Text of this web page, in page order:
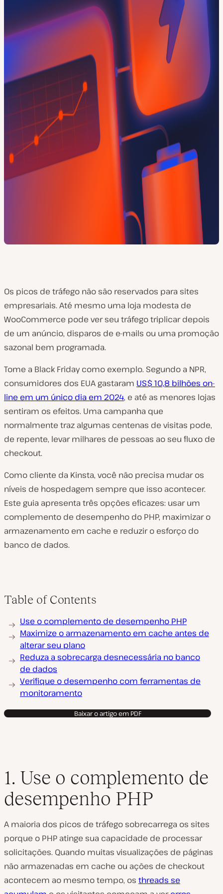
Os picos de tráfego não são reservados para sites
empresariais. Até mesmo uma loja modesta de
WooCommerce pode ver seu tráfego triplicar depois
de um anúncio, disparos de e-mails ou uma promoção
sazonal bem programada.
Tome a Black Friday como exemplo. Segundo a NPR,
consumidores dos EUA gastaram US$ 10,8 bilhões on-
line em um único dia em 2024, e até as menores lojas
sentiram os efeitos. Uma campanha que
normalmente traz algumas centenas de visitas pode,
de repente, levar milhares de pessoas ao seu fluxo de
checkout.
Como cliente da Kinsta, você não precisa mudar os
níveis de hospedagem sempre que isso acontecer.
Este guia apresenta três opções eficazes: usar um
complemento de desempenho do PHP, maximizar o
armazenamento em cache e reduzir o esforço do
banco de dados.
Table of Contents
Use o complemento de desempenho PHP
Maximize o armazenamento em cache antes de
alterar seu plano
Reduza a sobrecarga desnecessária no banco
de dados
Verifique o desempenho com ferramentas de
monitoramento
Baixar o artigo em PDF
1. Use o complemento de
desempenho PHP
A maioria dos picos de tráfego sobrecarrega os sites
porque o PHP atinge sua capacidade de processar
solicitações. Quando muitas visualizações de páginas
não armazenadas em cache ou ações de checkout
acontecem ao mesmo tempo, os threads se